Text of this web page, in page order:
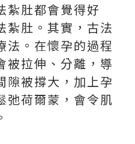
紮肚都會覺得好
紮肚。其實，古法
法。在懷孕的過程
被拉伸、分離，導
隙被撐大，加上孕
弛荷爾蒙，會令肌